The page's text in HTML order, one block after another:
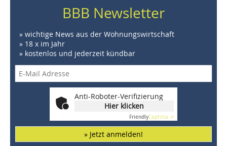
BBB Newsletter
» wichtige News aus der Wohnungswirtschaft
» 18 x im Jahr
» kostenlos und jederzeit kündbar
Anti-Roboter-Verifizierung
Hier klicken
FriendlyCaptcha ⇗
» Jetzt anmelden!